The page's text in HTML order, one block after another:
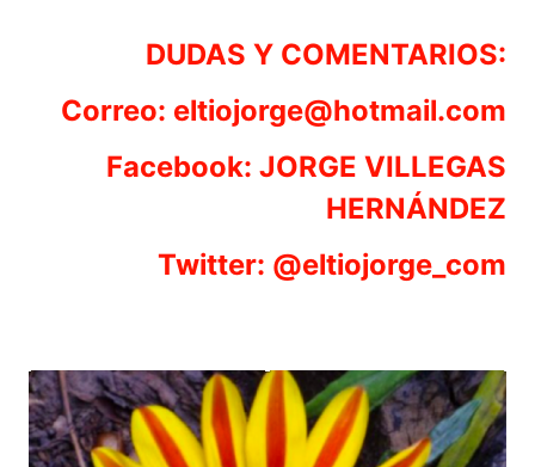
DUDAS Y COMENTARIOS:
Correo: eltiojorge@hotmail.com
Facebook: JORGE VILLEGAS
HERNÁNDEZ
Twitter: @eltiojorge_com